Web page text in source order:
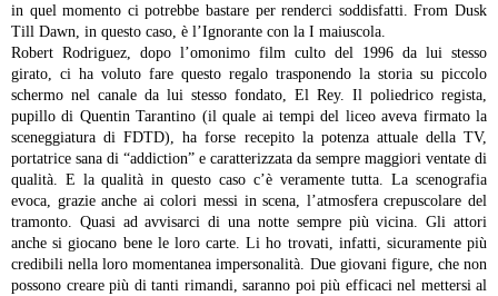
in quel momento ci potrebbe bastare per renderci soddisfatti. From Dusk
Till Dawn, in questo caso, è l’Ignorante con la I maiuscola.
Robert Rodriguez, dopo l’omonimo film culto del 1996 da lui stesso
girato, ci ha voluto fare questo regalo trasponendo la storia su piccolo
schermo nel canale da lui stesso fondato, El Rey. Il poliedrico regista,
pupillo di Quentin Tarantino (il quale ai tempi del liceo aveva firmato la
sceneggiatura di FDTD), ha forse recepito la potenza attuale della TV,
portatrice sana di “addiction” e caratterizzata da sempre maggiori ventate di
qualità. E la qualità in questo caso c’è veramente tutta. La scenografia
evoca, grazie anche ai colori messi in scena, l’atmosfera crepuscolare del
tramonto. Quasi ad avvisarci di una notte sempre più vicina. Gli attori
anche si giocano bene le loro carte. Li ho trovati, infatti, sicuramente più
credibili nella loro momentanea impersonalità. Due giovani figure, che non
possono creare più di tanti rimandi, saranno poi più efficaci nel mettersi al